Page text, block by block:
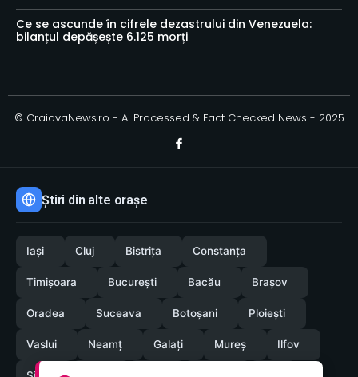
Ce se ascunde în cifrele dezastrului din Venezuela:
bilanțul depășește 6.125 morți
© CraiovaNews.ro - AI Processed & Fact Checked News - 2025
Știri din alte orașe
Iași Cluj Bistrița Constanța
Timișoara București Bacău Brașov
Oradea Suceava Botoșani Ploiești
Vaslui Neamț Galați Mureș Ilfov